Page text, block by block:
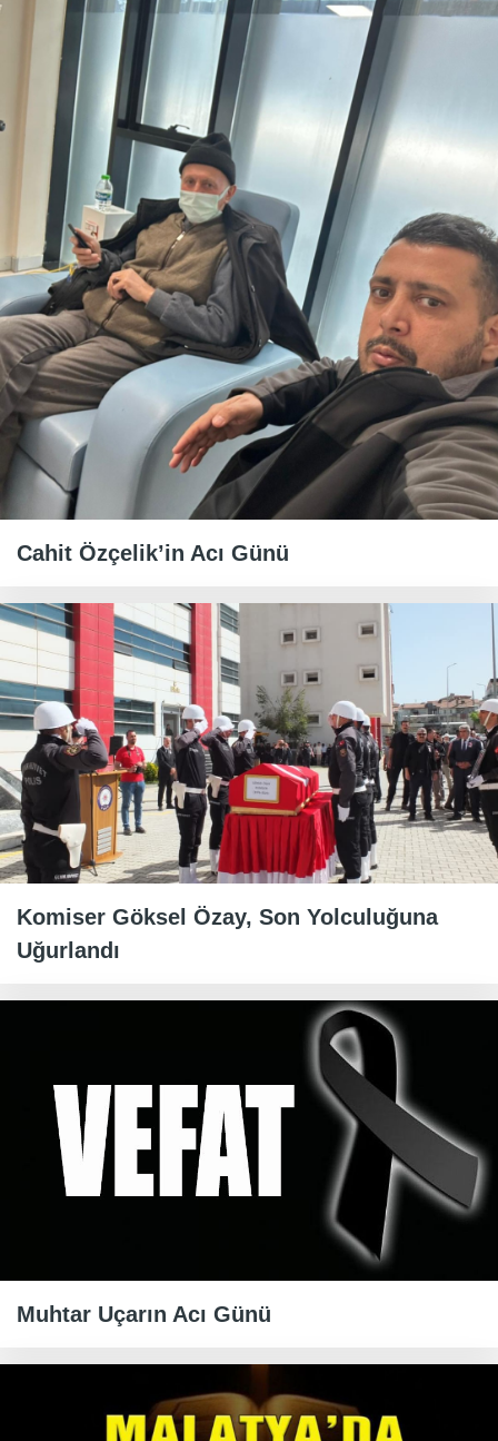
Cahit Özçelik’in Acı Günü
Komiser Göksel Özay, Son Yolculuğuna
Uğurlandı
Muhtar Uçarın Acı Günü